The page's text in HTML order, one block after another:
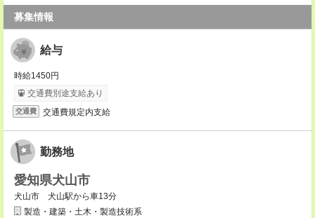
募集情報
給与
時給1450円
交通費別途支給あり
交通費 交通費規定内支給
勤務地
愛知県犬山市
犬山市 犬山駅から車13分
製造・建築・土木・製造技術系